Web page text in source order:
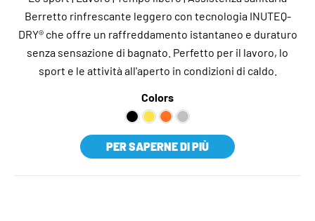
Berretto rinfrescante leggero con tecnologia INUTEQ-
DRY® che offre un raffreddamento istantaneo e duraturo
senza sensazione di bagnato. Perfetto per il lavoro, lo
sport e le attività all'aperto in condizioni di caldo.
Colors
PER SAPERNE DI PIÙ